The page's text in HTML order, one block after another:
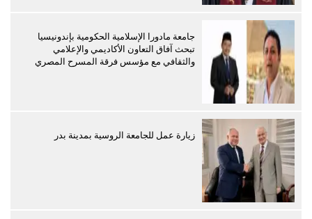
جامعة مادورا الإسلامية الحكومية بإندونيسيا
تبحث آفاق التعاون الأكاديمي والإعلامي
والثقافي مع مؤسس فرقة المسرح المصري
زيارة عمل للجامعة الروسية بمدينة بدر